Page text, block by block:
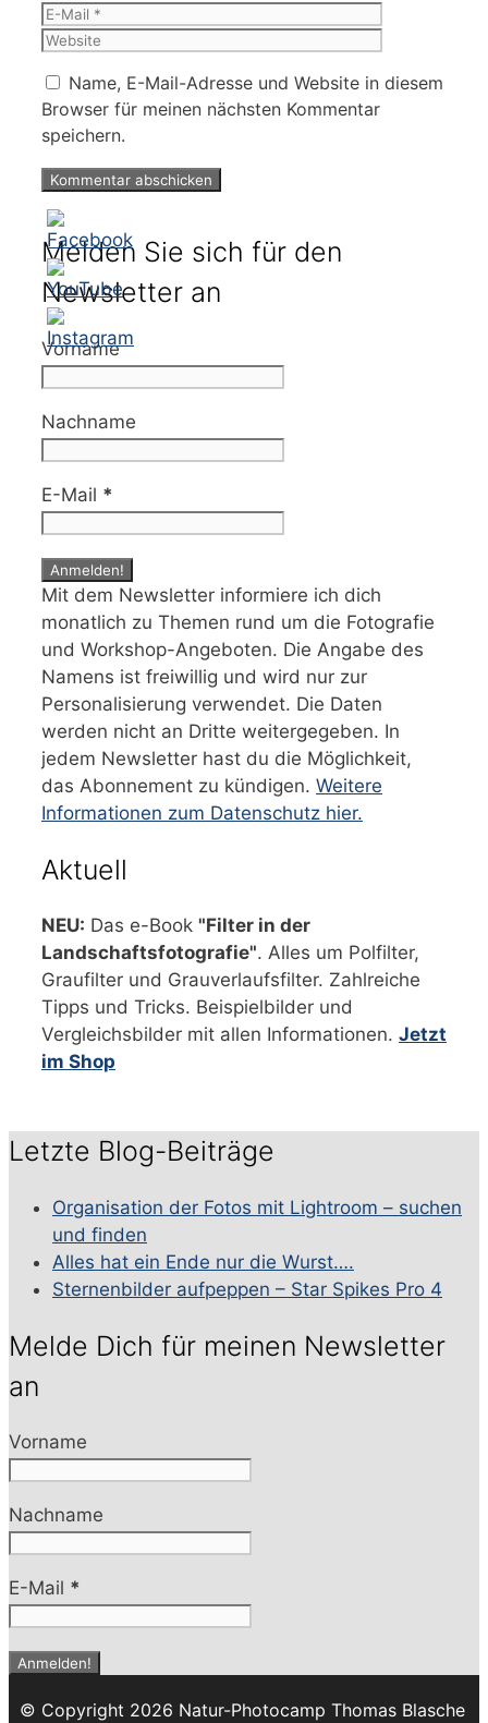
Name, E-Mail-Adresse und Website in diesem
Browser für meinen nächsten Kommentar
speichern.
Melden Sie sich für den
Newsletter an
Vorname
Nachname
E-Mail *
Mit dem Newsletter informiere ich dich
monatlich zu Themen rund um die Fotografie
und Workshop-Angeboten. Die Angabe des
Namens ist freiwillig und wird nur zur
Personalisierung verwendet. Die Daten
werden nicht an Dritte weitergegeben. In
jedem Newsletter hast du die Möglichkeit,
das Abonnement zu kündigen. Weitere
Informationen zum Datenschutz hier.
Aktuell
NEU: Das e-Book "Filter in der
Landschaftsfotografie". Alles um Polfilter,
Graufilter und Grauverlaufsfilter. Zahlreiche
Tipps und Tricks. Beispielbilder und
Vergleichsbilder mit allen Informationen. Jetzt
im Shop
Letzte Blog-Beiträge
Organisation der Fotos mit Lightroom – suchen
und finden
Alles hat ein Ende nur die Wurst….
Sternenbilder aufpeppen – Star Spikes Pro 4
Melde Dich für meinen Newsletter
an
Vorname
Nachname
E-Mail *
© Copyright 2026 Natur-Photocamp Thomas Blasche